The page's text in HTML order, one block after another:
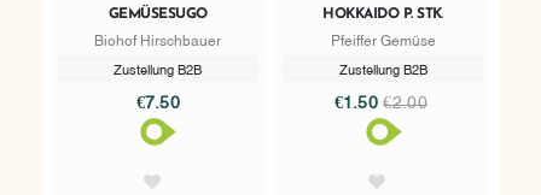
GEMÜSESUGO
Biohof Hirschbauer
Zustellung B2B
€7.50
HOKKAIDO P. STK.
Pfeiffer Gemüse
Zustellung B2B
€1.50€2.00